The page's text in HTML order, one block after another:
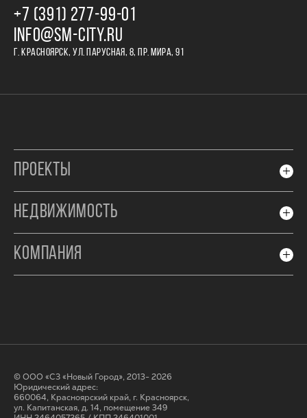
+7 (391) 277‒99‒01
INFO@SM-CITY.RU
Г. КРАСНОЯРСК, УЛ. ПАРУСНАЯ, 8, ПР. МИРА, 91
ПРОЕКТЫ
НЕДВИЖИМОСТЬ
КОМПАНИЯ
© ООО «СЗ «Новый Город», 2013- 2026
Юридический адрес:
660064, Красноярский край, г. Красноярск,
ул. Капитанская, д. 14, помещение 349